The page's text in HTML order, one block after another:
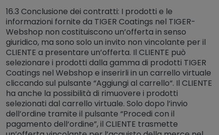
16.3 Conclusione dei contratti: I prodotti e le
informazioni fornite da TIGER Coatings nel TIGER-
Webshop non costituiscono un’offerta in senso
giuridico, ma sono solo un invito non vincolante per il
CLIENTE a presentare un’offerta. Il CLIENTE può
selezionare i prodotti dalla gamma di prodotti TIGER
Coatings nel Webshop e inserirli in un carrello virtuale
cliccando sul pulsante “Aggiungi al carrello“. Il CLIENTE
ha anche la possibilità di rimuovere i prodotti
selezionati dal carrello virtuale. Solo dopo l’invio
dell’ordine tramite il pulsante “Procedi con il
pagamento dell‘ordine”, il CLIENTE trasmette